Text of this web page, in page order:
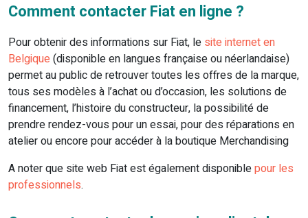
Comment contacter Fiat en ligne ?
Pour obtenir des informations sur Fiat, le site internet en
Belgique(disponible en langues française ou néerlandaise)
permet au public de retrouver toutes les offres de la marque,
tous ses modèles à l’achat ou d’occasion, les solutions de
financement, l’histoire du constructeur, la possibilité de
prendre rendez-vous pour un essai, pour des réparations en
atelier ou encore pour accéder à la boutique Merchandising
A noter que site web Fiat est également disponiblepour les
professionnels.